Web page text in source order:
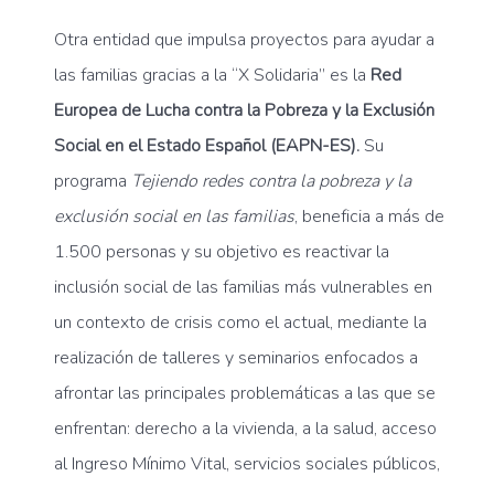
Otra entidad que impulsa proyectos para ayudar a
las familias gracias a la “X Solidaria” es la Red
Europea de Lucha contra la Pobreza y la Exclusión
Social en el Estado Español (EAPN-ES). Su
programa Tejiendo redes contra la pobreza y la
exclusión social en las familias, beneficia a más de
1.500 personas y su objetivo es reactivar la
inclusión social de las familias más vulnerables en
un contexto de crisis como el actual, mediante la
realización de talleres y seminarios enfocados a
afrontar las principales problemáticas a las que se
enfrentan: derecho a la vivienda, a la salud, acceso
al Ingreso Mínimo Vital, servicios sociales públicos,